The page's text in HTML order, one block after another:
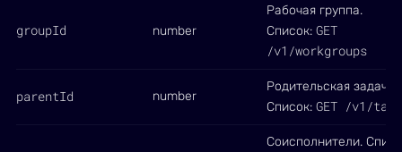
groupId number
Рабочая группа.
Список: GET
/v1/workgroups
parentId number
Родительская задача.
Список: GET /v1/
Соисполнители.